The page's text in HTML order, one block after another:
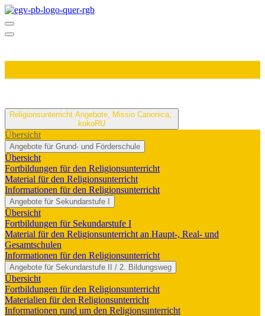
Religionsunterricht Angebote, Missio Canonica,
kokoRU
Übersicht
Angebote für Grund- und Förderschule
Übersicht
Fortbildungen für den Religionsunterricht
Material für den Religionsunterricht
Informationen für den Religionsunterricht
Angebote für Sekundarstufe I
Übersicht
Fortbildungen für Sekundarstufe I
Material für den Religionsunterricht an Haupt-, Real- und
Gesamtschulen
Informationen für den Religionsunterricht
Angebote für Sekundarstufe II / 2. Bildungsweg
Übersicht
Fortbildungen für den Religionsunterricht
Materialien für den Religionsunterricht
Informationen rund um den Religionsunterricht